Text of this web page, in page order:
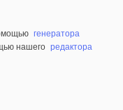
генератора
нашего редактора